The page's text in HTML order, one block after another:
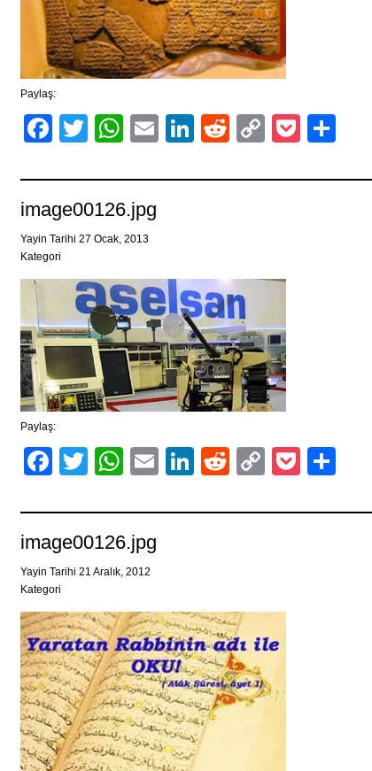
Paylaş:
Facebook
TwitterWhatsApp
EmailLinkedIn
RedditCopyPocket
image00126.jpg
Yayin Tarihi 27 Ocak, 2013
Kategori
Paylaş:
Facebook
TwitterWhatsApp
EmailLinkedIn
RedditCopyPocket
image00126.jpg
Yayin Tarihi 21 Aralık, 2012
Kategori